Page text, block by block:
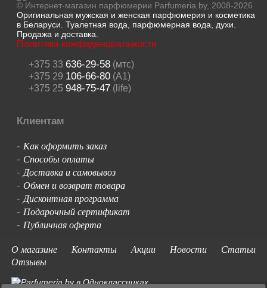
© Интернет-магазин парфюмерии Parfumeria.by, 2008-2026
Оригинальная мужская и женская парфюмерия и косметика
в Беларуси. Туалетная вода, парфюмерная вода, духи.
Продажа и доставка.
Политика конфиденциальности
+375 33 636-29-58(мтс)
+375 29 106-66-80(A1)
+375 25 948-75-47(life)
Клиентам
- Как оформить заказ
- Способы оплаты
-Доставка и самовывоз
- Обмен и возврат товара
-Дисконтная программа
- Подарочный сертификат
- Публичная оферта
О магазине
Контакты Акции Новости
Статьи
Отзывы